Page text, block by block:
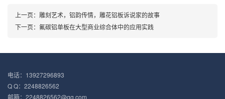
上一页： 雕刻艺术，铝韵传情，雕花铝板诉说家的故事
下一页： 氟碳铝单板在大型商业综合体中的应用实践
电话：13927296893
Q Q：2248826562
邮箱：2248826562@qq.com